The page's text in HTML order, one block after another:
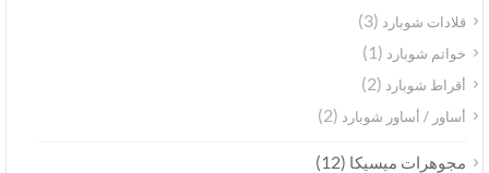
قلادات شوبارد(3)
خواتم شوبارد(1)
أقراط شوبارد(2)
أساور / أساور شوبارد(2)
مجوهرات ميسيكا(12)